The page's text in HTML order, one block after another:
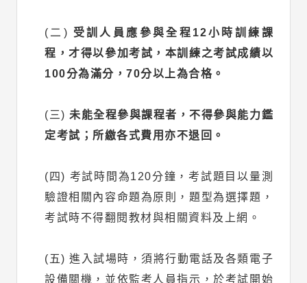
(二) 受訓人員應參與全程12小時訓練課
程，才得以參加考試，本訓練之考試成績以
100分為滿分，70分以上為合格。
(三) 未能全程參與課程者，不得參與能力鑑
定考試；所繳各式費用亦不退回。
(四) 考試時間為120分鐘，考試題目以量測
驗證相關內容命題為原則，題型為選擇題，
考試時不得翻閱教材與相關資料及上網。
(五) 進入試場時，須將行動電話及各類電子
設備關機，並依監考人員指示，於考試開始